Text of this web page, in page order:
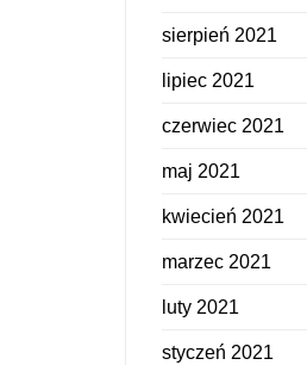
sierpień 2021
lipiec 2021
czerwiec 2021
maj 2021
kwiecień 2021
marzec 2021
luty 2021
styczeń 2021